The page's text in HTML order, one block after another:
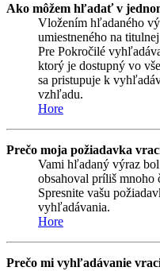
Ako môžem hľadať v
Vložením hľadaného
umiestneného na
Pre Pokročilé
ktorý je dostupný vo
sa pristupuje k
vzhľadu.
Hore
Prečo moja požiadavka
Vami hľadaný výraz
obsahoval príliš mnoho
Spresnite vašu
vyhľadávania.
Hore
Prečo mi vyhľadávanie